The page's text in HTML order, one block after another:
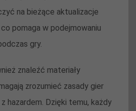
na bieżące aktualizacje
pomaga w podejmowaniu
gry.
znaleźć materiały
zrozumieć zasady gier
hazardem. Dzięki temu, każdy